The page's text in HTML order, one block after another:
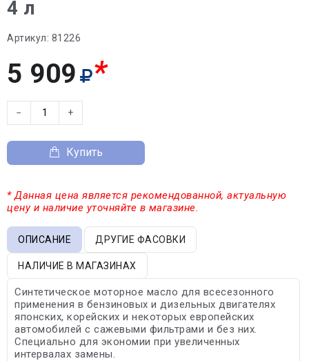
4 л
Артикул: 81226
5 909 *
− +
Купить
* Данная цена является рекомендованной, актуальную
цену и наличие уточняйте в магазине.
ОПИСАНИЕ ДРУГИЕ ФАСОВКИ
НАЛИЧИЕ В МАГАЗИНАХ
Синтетическое моторное масло для всесезонного
применения в бензиновых и дизельных двигателях
японских, корейских и некоторых европейских
автомобилей с сажевыми фильтрами и без них.
Специально для экономии при увеличенных
интервалах замены.